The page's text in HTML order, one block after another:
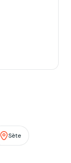
Sète